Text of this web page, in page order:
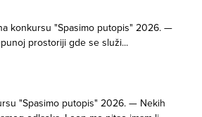
konkursu "Spasimo putopis" 2026. —
prostoriji gde se služi...
"Spasimo putopis" 2026. — Nekih